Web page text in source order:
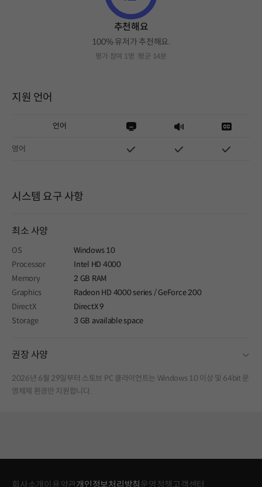
추천해요
100% 유저가 추천해요.
평가 참여 1명 평균 14분
지원 언어
언어
영어
시스템 요구 사항
최소 사양
OS
Windows 10
Processor
Intel HD 4000
Memory
2 GB RAM
Graphics
Radeon HD 4000 series / GeForce 200
DirectX
DirectX 9
Storage
3 GB available space
권장 사양
2026년 6월 29일부터 스토브 PC 클라이언트는 Windows 10 이상 및 64bit 운
영체제 환경만 지원합니다.
회사소개이용약관개인정보처리방침 운영정책고객센터